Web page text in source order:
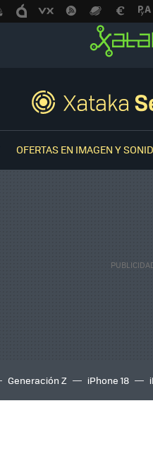
OFERTAS EN IMAGEN Y
Generación Z iPhone 18